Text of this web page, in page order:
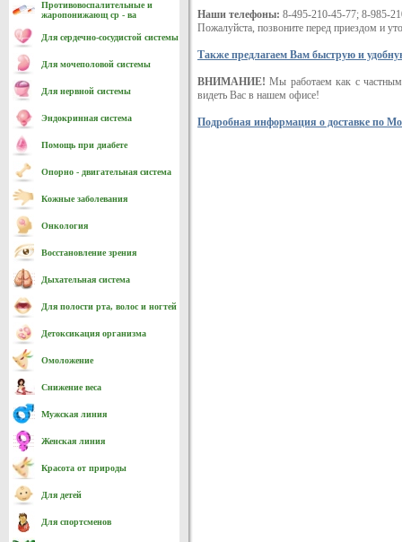
Противовоспалительные и
жаропонижающ ср - ва
Для сердечно-cосудистой системы
Для мочеполовой системы
Для нервной системы
Эндокринная система
Помощь при диабете
Опорно - двигательная система
Кожные заболевания
Онкология
Восстановление зрения
Дыхательная система
Для полости рта, волос и ногтей
Детоксикация организма
Омоложение
Снижение веса
Мужская линия
Женская линия
Красота от природы
Для детей
Для спортсменов
Наши телефоны: 8-495-210-45-77; 8-985-
Пожалуйста, позвоните перед приездом и
Также предлагаем Вам быструю и
ВНИМАНИЕ! Мы работаем как с
видеть Вас в нашем офисе!
Подробная информация о доставке по